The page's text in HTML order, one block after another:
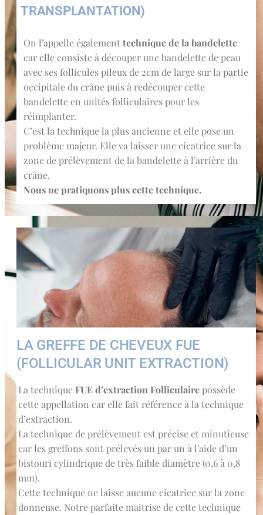
TRANSPLANTATION)
On l’appelle égalementtechnique de la bandelette
car elle consiste à découper une bandelette de peau
avec ses follicules pileux de 2cm de large sur la partie
occipitale du crâne puis à redécouper cette
bandelette en unités folliculaires pour les
réimplanter.
C’est la technique la plus ancienne et elle pose un
problème majeur. Elle va laisser une cicatrice sur la
zone de prélèvement de la bandelette à l’arrière du
crâne.
Nous ne pratiquons plus cette technique.
LA GREFFE DE CHEVEUX FUE
(FOLLICULAR UNIT EXTRACTION)
La technique FUE d’extraction Folliculaire possède
cette appellation car elle fait référence à la technique
d’extraction.
La technique de prélèvement est précise et minutieuse
car les greffons sont prélevés un par un à l’aide d’un
bistouri cylindrique de très faible diamètre (0,6 à 0,8
mm).
Cette technique ne laisse aucune cicatrice sur la zone
donneuse. Notre parfaite maitrise de cette technique